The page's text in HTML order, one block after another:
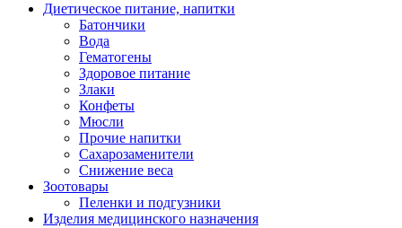
Диетическое питание, напитки
Батончики
Вода
Гематогены
Здоровое питание
Злаки
Конфеты
Мюсли
Прочие напитки
Сахарозаменители
Снижение веса
Зоотовары
Пеленки и подгузники
Изделия медицинского назначения